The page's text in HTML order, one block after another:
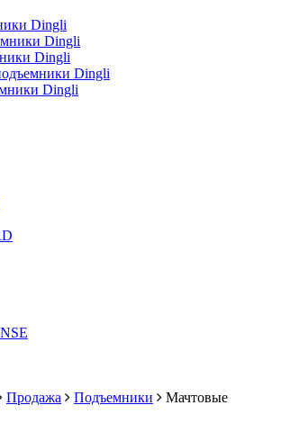
Dingli
Dingli
Dingli
Dingli
Dingli
Продажа Подъемники
Мачтовые